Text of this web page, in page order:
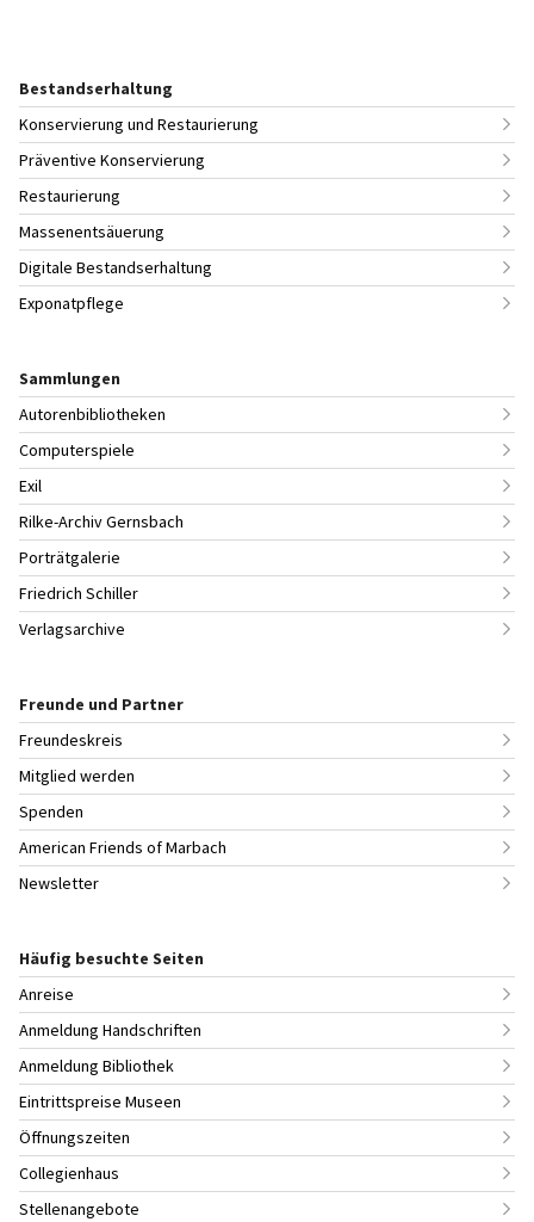
Bestandserhaltung
Konservierung und Restaurierung
Präventive Konservierung
Restaurierung
Massenentsäuerung
Digitale Bestandserhaltung
Exponatpflege
Sammlungen
Autorenbibliotheken
Computerspiele
Exil
Rilke-Archiv Gernsbach
Porträtgalerie
Friedrich Schiller
Verlagsarchive
Freunde und Partner
Freundeskreis
Mitglied werden
Spenden
American Friends of Marbach
Newsletter
Häufig besuchte Seiten
Anreise
Anmeldung Handschriften
Anmeldung Bibliothek
Eintrittspreise Museen
Öffnungszeiten
Collegienhaus
Stellenangebote